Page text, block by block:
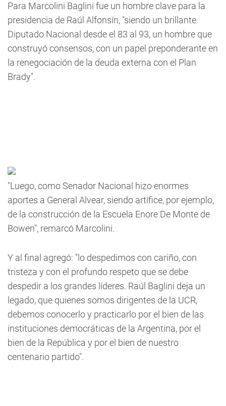
Para Marcolini Baglini fue un hombre clave para la
presidencia de Raúl Alfonsín, "siendo un brillante
Diputado Nacional desde el 83 al 93, un hombre que
construyó consensos, con un papel preponderante en
la renegociación de la deuda externa con el Plan
Brady".
"Luego, como Senador Nacional hizo enormes
aportes a General Alvear, siendo artífice, por ejemplo,
de la construcción de la Escuela Enore De Monte de
Bowen", remarcó Marcolini.
Y al final agregó: "lo despedimos con cariño, con
tristeza y con el profundo respeto que se debe
despedir a los grandes líderes. Raúl Baglini deja un
legado, que quienes somos dirigentes de la UCR,
debemos conocerlo y practicarlo por el bien de las
instituciones democráticas de la Argentina, por el
bien de la República y por el bien de nuestro
centenario partido".